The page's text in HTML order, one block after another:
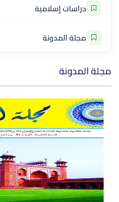
دراسات إسلامية
مجلة المدونة
مجلة المدونة